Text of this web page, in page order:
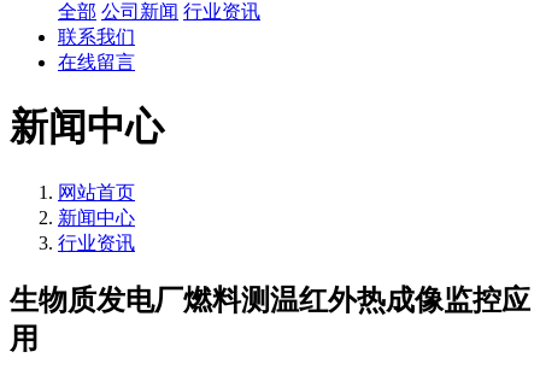
全部 公司新闻 行业资讯
联系我们
在线留言
新闻中心
网站首页
新闻中心
行业资讯
生物质发电厂燃料测温红外热成像监控应
用